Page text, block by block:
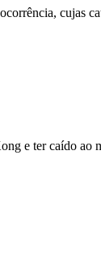
cujas
e ter caído